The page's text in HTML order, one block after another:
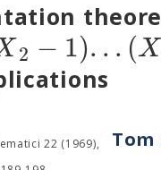
2 − 1)... (X
Tom
22 (1969),